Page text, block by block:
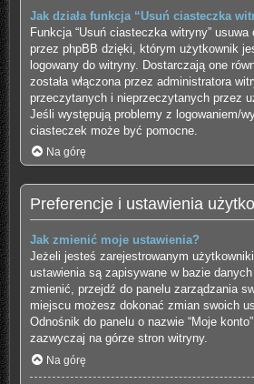
Jak działa funkcja “Usuń ciasteczka
Funkcja “Usuń ciasteczka witryny”
przez phpBB dzięki, którym użytkownik
logowany do witryny. Dostarczają one
została włączona przez administratora
przeczytanych i nieprzeczytanych przez
Jeśli występują problemy z logowaniem/
ciasteczek może być pomocne.
Na górę
Preferencje i ustawienia
Jak zmienić moje ustawienia?
Jeżeli jesteś zarejestrowanym
ustawienia są zapisywane w bazie
zmienić, przejdź do panelu zarządzania
miejscu możesz dokonać zmian swoich
Odnośnik do panelu o nazwie “Moje
zazwyczaj na górze stron witryny.
Na górę